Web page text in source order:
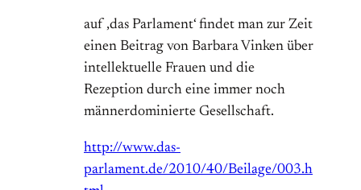
auf ‚das Parlament‘ findet man zur Zeit
einen Beitrag von Barbara Vinken über
intellektuelle Frauen und die
Rezeption durch eine immer noch
männerdominierte Gesellschaft.
http://www.das-
parlament.de/2010/40/Beilage/003.h